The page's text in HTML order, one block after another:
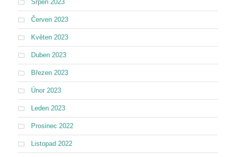
Srpen 2023
Červen 2023
Květen 2023
Duben 2023
Březen 2023
Únor 2023
Leden 2023
Prosinec 2022
Listopad 2022